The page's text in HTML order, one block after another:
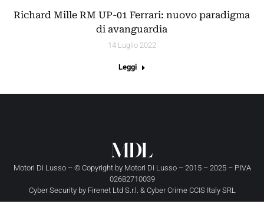
Richard Mille RM UP-01 Ferrari: nuovo paradigma
di avanguardia
14 Luglio 2022
Leggi
Motori Di Lusso – © Copyright by Motori Di Lusso– 2015 – 2025 – P.IVA
02682710039
Cyber Security by Firenet Ltd S.r.l. & Cyber Crime CCIS Italy SRL